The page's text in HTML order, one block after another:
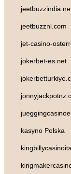
jeetbuzznl.com
jet-casino-
jokerbet-es.net
kasyno Polska